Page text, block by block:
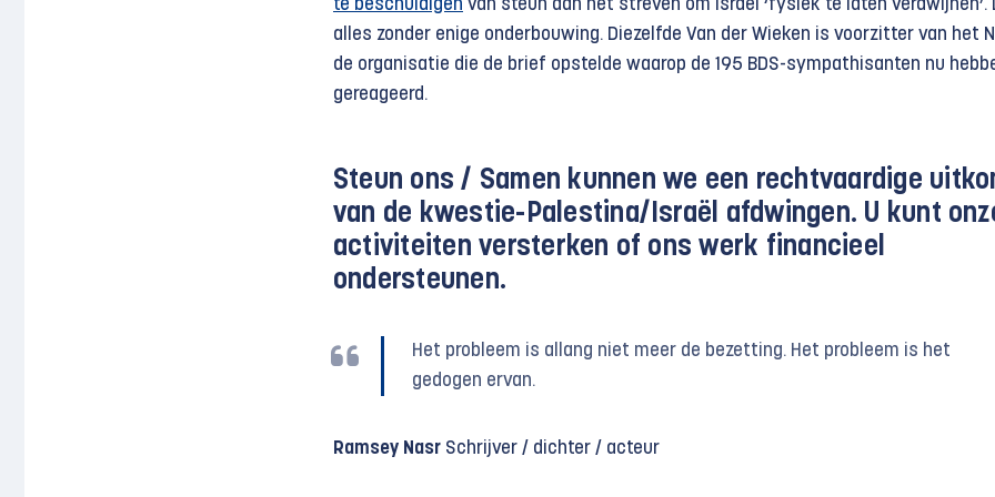
te beschuldigen van steun aan het streven om Israël ‘fysiek te laten verdwijnen’.
alles zonder enige onderbouwing. Diezelfde Van der Wieken is voorzitter van het
de organisatie die de brief opstelde waarop de 195 BDS-sympathisanten nu
gereageerd.
Steun ons / Samen kunnen we een rechtvaardige
van de kwestie-Palestina/Israël afdwingen. U kunt
activiteiten versterken of ons werk financieel
ondersteunen.
Het probleem is allang niet meer de bezetting. Het probleem is het
gedogen ervan.
Ramsey Nasr Schrijver / dichter / acteur